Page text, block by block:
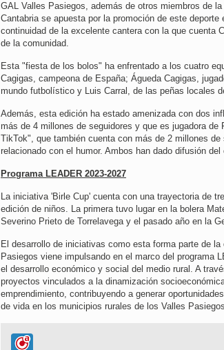
GAL Valles Pasiegos, además de otros miembros de
Cantabria se apuesta por la promoción de este
continuidad de la excelente cantera con la que cuenta
de la comunidad.
Esta "fiesta de los bolos" ha enfrentado a los cuatro
Cagigas, campeona de España; Águeda Cagigas,
mundo futbolístico y Luis Carral, de las peñas locales
Además, esta edición ha estado amenizada con dos
más de 4 millones de seguidores y que es jugadora
TikTok", que también cuenta con más de 2 millones
relacionado con el humor. Ambos han dado difusión
Programa LEADER 2023-2027
La iniciativa 'Birle Cup' cuenta con una trayectoria de
edición de niños. La primera tuvo lugar en la bolera
Severino Prieto de Torrelavega y el pasado año en la
El desarrollo de iniciativas como esta forma parte de
Pasiegos viene impulsando en el marco del programa
el desarrollo económico y social del medio rural. A
proyectos vinculados a la dinamización
emprendimiento, contribuyendo a generar
de vida en los municipios rurales de los Valles